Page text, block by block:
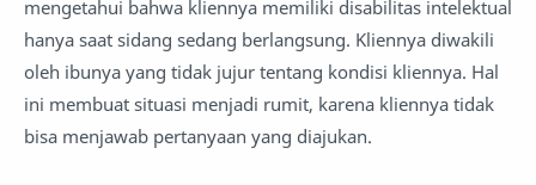
mengetahui bahwa kliennya memiliki disabilitas intelektual
hanya saat sidang sedang berlangsung. Kliennya diwakili
oleh ibunya yang tidak jujur tentang kondisi kliennya. Hal
ini membuat situasi menjadi rumit, karena kliennya tidak
bisa menjawab pertanyaan yang diajukan.